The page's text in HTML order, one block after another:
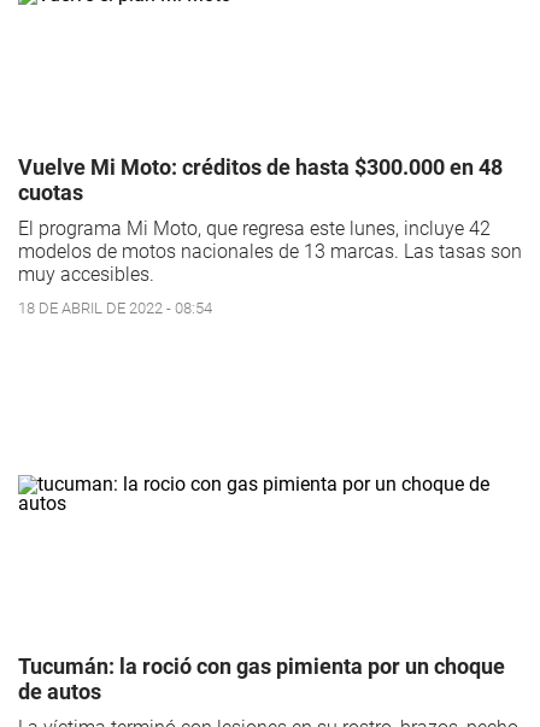
Vuelve Mi Moto: créditos de hasta $300.000 en 48
cuotas
El programa Mi Moto, que regresa este lunes, incluye 42
modelos de motos nacionales de 13 marcas. Las tasas son
muy accesibles.
18 DE ABRIL DE 2022 - 08:54
Tucumán: la roció con gas pimienta por un choque
de autos